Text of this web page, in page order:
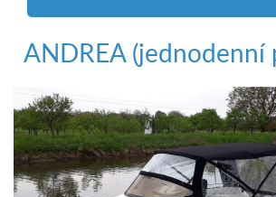
ANDREA (jednodenní